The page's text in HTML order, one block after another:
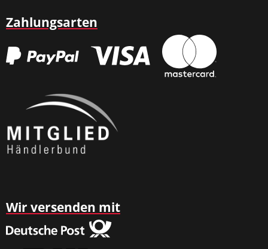
Zahlungsarten
Wir versenden mit